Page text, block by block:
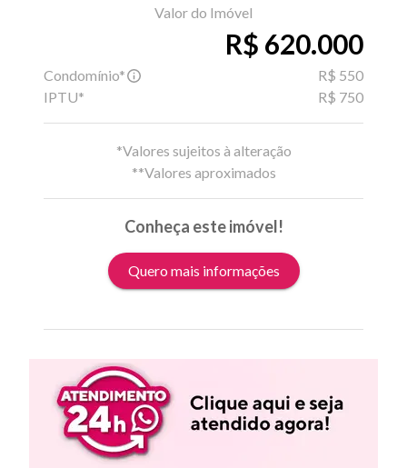
Valor do Imóvel
R$ 620.000
Condomínio*
R$ 550
IPTU*
R$ 750
*Valores sujeitos à alteração
**Valores aproximados
Conheça este imóvel!
Quero mais informações